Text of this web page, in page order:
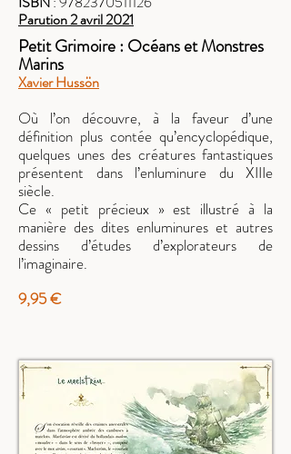
Parution 2 avril 2021
Petit Grimoire : Océans et Monstres
Marins
Xavier Hussön
Où l’on découvre, à la faveur d’une
définition plus contée qu’encyclopédique,
quelques unes des créatures fantastiques
présentent dans l’enluminure du XIIIe
siècle.
Ce « petit précieux » est illustré à la
manière des dites enluminures et autres
dessins d’études d’explorateurs de
l’imaginaire.
9,95 €